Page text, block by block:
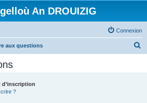
An DROUIZIG
Connexion
aux questions
d’inscription
?